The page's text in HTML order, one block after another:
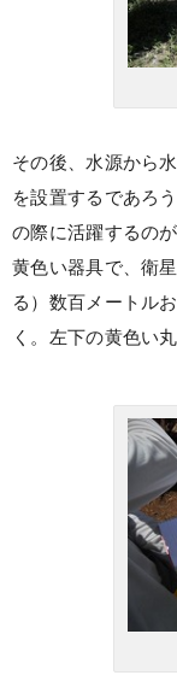
その後、水源から
を設置するであろ
の際に活躍するの
黄色い器具で、衛
る）数百メートル
く。左下の黄色い